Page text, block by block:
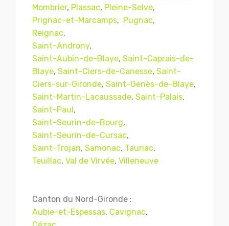
Mombrier, Plassac, Pleine-Selve,
Prignac-et-Marcamps, Pugnac,
Reignac,
Saint-Androny,
Saint-Aubin-de-Blaye, Saint-Caprais-de-
Blaye, Saint-Ciers-de-Canesse, Saint-
Ciers-sur-Gironde, Saint-Genès-de-Blaye,
Saint-Martin-Lacaussade, Saint-Palais,
Saint-Paul,
Saint-Seurin-de-Bourg,
Saint-Seurin-de-Cursac,
Saint-Trojan, Samonac, Tauriac,
Teuillac, Val de Virvée, Villeneuve
Canton du Nord-Gironde :
Aubie-et-Espessas, Cavignac,
Mentions légales
référencé par© MACWIN